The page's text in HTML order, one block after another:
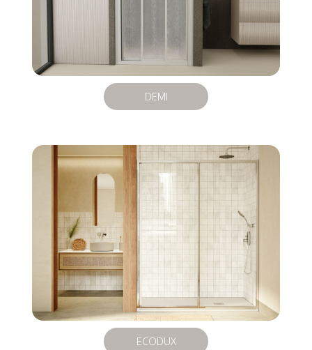
DEMI
ECODUX